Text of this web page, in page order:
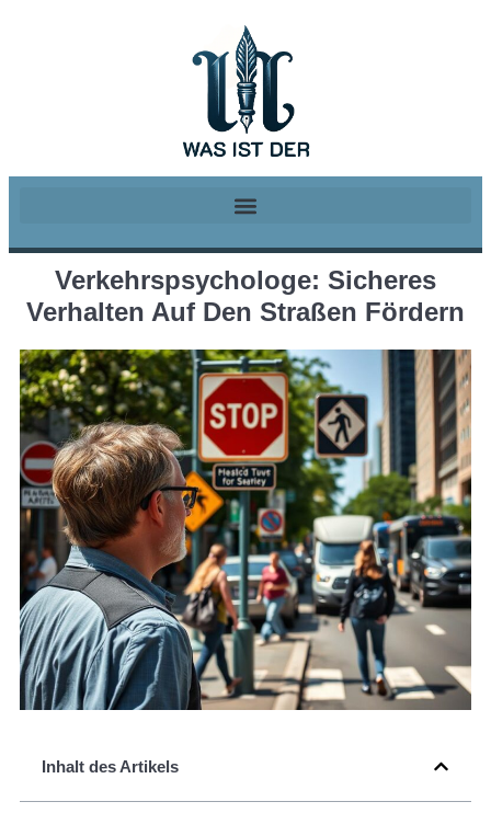
Verkehrspsychologe: Sicheres
Verhalten Auf Den Straßen Fördern
Inhalt des Artikels